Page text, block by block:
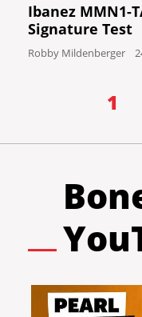
Ibanez MMN1-
Signature Test
Robby Mildenberger
1